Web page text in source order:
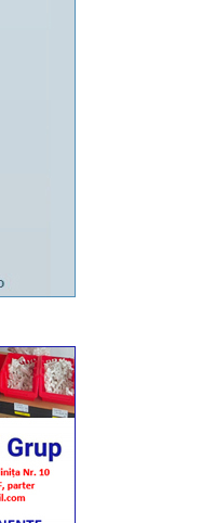
rog pe toți cei
răbdare și
univ. dr. Ionuț
Târgoviștei.